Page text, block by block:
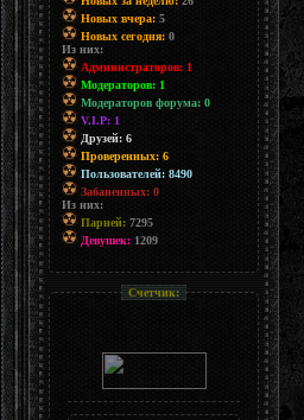
Новых вчера:5
Новых сегодня:0
Из них:
Администраторов: 1
Модераторов: 1
Модераторов форума: 0
V.I.P: 1
Друзей: 6
Проверенных: 6
Пользователей: 8490
Забаненных: 0
Из них:
Парней:7295
Девушек:1209
Счетчик: